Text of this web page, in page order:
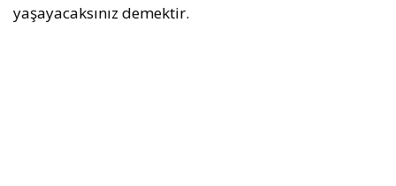
yaşayacaksınız demektir.